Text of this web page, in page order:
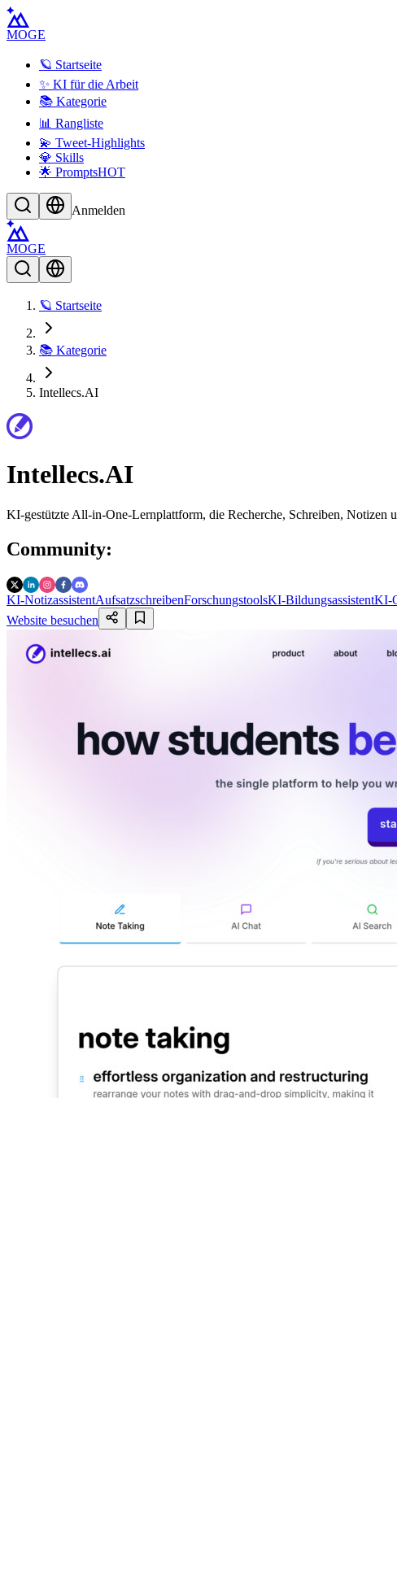
MOGE
🪐 Startseite
✨ KI für die Arbeit
📚 Kategorie
📊 Rangliste
💫 Tweet-Highlights
💎 Skills
🌟 PromptsHOT
Anmelden
MOGE
🪐 Startseite
📚 Kategorie
Intellecs.AI
Intellecs.AI
KI-gestützte All-in-One-Lernplattform, die Recherche, Schreiben, Notizen
Community:
KI-NotizassistentAufsatzschreibenForschungstoolsKI-BildungsassistentKI-
Website besuchen